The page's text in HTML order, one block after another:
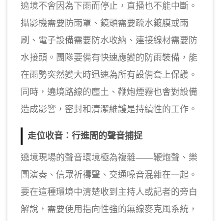
遶境不會因為下雨而停止，直播也不能中斷。
攝影機需要防雨罩、鏡頭需要疏水鍍膜或雨
刷、電子設備需要防水收納、連接線材需要防
水接頭。團隊要備有快速應變的防雨裝備，能
在雨勢突然變大時迅速為所有設備套上保護。
同時，遶境路線的塵土、鞭炮煙霧也會對設備
造成影響，密封和清潔維護是持續性的工作。
走位收音：行進間的聲音捕捉
遶境現場的聲音環境極為複雜——鞭炮聲、樂
團演奏、信眾祈禱聲、交通噪音混雜在一起。
要在這種環境中清楚收到主持人或記者的旁白
解說，需要使用指向性強的無線麥克風系統，